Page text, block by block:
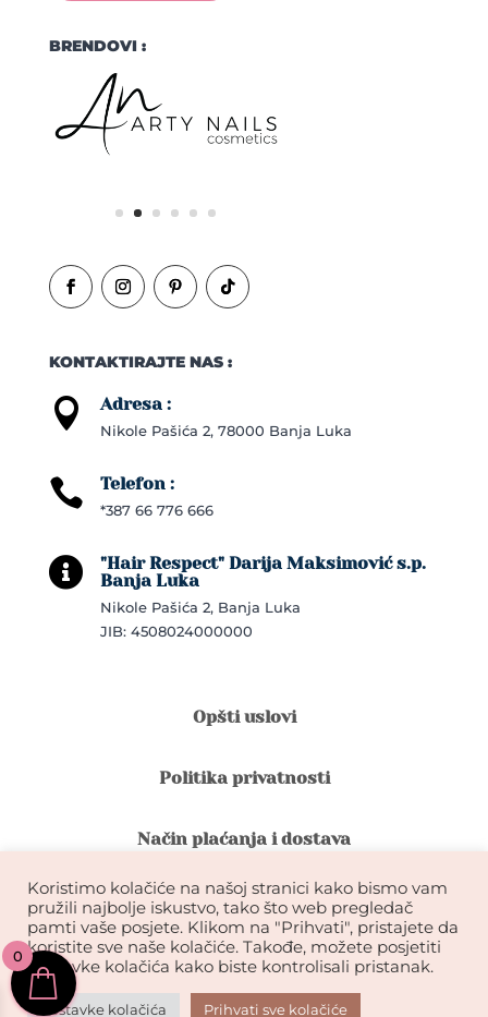
BRENDOVI :
KONTAKTIRAJTE NAS :
 Adresa :
Nikole Pašića 2, 78000 Banja Luka
 Telefon :
*387 66 776 666

"Hair Respect" Darija Maksimović s.p.
Banja Luka
Nikole Pašića 2, Banja Luka
JIB: 4508024000000
Opšti uslovi
Politika privatnosti
Način plaćanja i dostava
Reklamacije i povrat robe
Garancija na kvalitet ekstenzija
Koristimo kolačiće na našoj stranici kako bismo vam
pružili najbolje iskustvo, tako što web pregledač
pamti vaše posjete. Klikom na "Prihvati", pristajete da
koristite sve naše kolačiće. Takođe, možete posjetiti
postavke kolačića kako biste kontrolisali pristanak.
Postavke kolačića Prihvati sve kolačiće
0